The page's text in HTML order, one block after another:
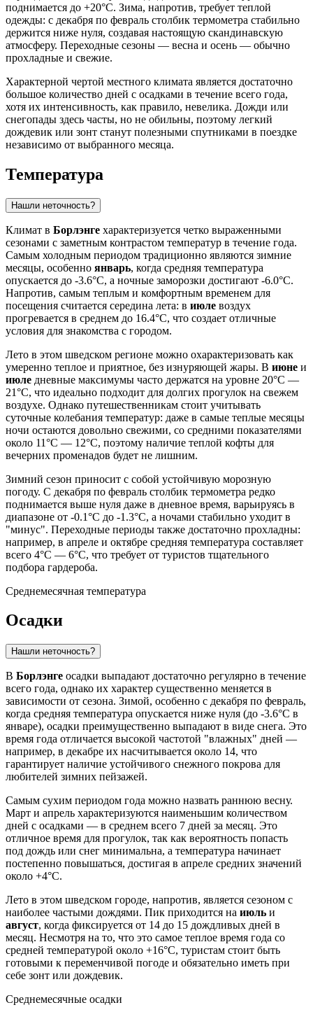
поднимается до +20°C. Зима, напротив, требует теплой
одежды: с декабря по февраль столбик термометра стабильно
держится ниже нуля, создавая настоящую скандинавскую
атмосферу. Переходные сезоны — весна и осень — обычно
прохладные и свежие.
Характерной чертой местного климата является достаточно
большое количество дней с осадками в течение всего года,
хотя их интенсивность, как правило, невелика. Дожди или
снегопады здесь часты, но не обильны, поэтому легкий
дождевик или зонт станут полезными спутниками в поездке
независимо от выбранного месяца.
Температура
Нашли неточность?
Климат в Борлэнге характеризуется четко выраженными
сезонами с заметным контрастом температур в течение года.
Самым холодным периодом традиционно являются зимние
месяцы, особенно январь, когда средняя температура
опускается до -3.6°C, а ночные заморозки достигают -6.0°C.
Напротив, самым теплым и комфортным временем для
посещения считается середина лета: в июле воздух
прогревается в среднем до 16.4°C, что создает отличные
условия для знакомства с городом.
Лето в этом шведском регионе можно охарактеризовать как
умеренно теплое и приятное, без изнуряющей жары. В июне и
июле дневные максимумы часто держатся на уровне 20°C —
21°C, что идеально подходит для долгих прогулок на свежем
воздухе. Однако путешественникам стоит учитывать
суточные колебания температур: даже в самые теплые месяцы
ночи остаются довольно свежими, со средними показателями
около 11°C — 12°C, поэтому наличие теплой кофты для
вечерних променадов будет не лишним.
Зимний сезон приносит с собой устойчивую морозную
погоду. С декабря по февраль столбик термометра редко
поднимается выше нуля даже в дневное время, варьируясь в
диапазоне от -0.1°C до -1.3°C, а ночами стабильно уходит в
"минус". Переходные периоды также достаточно прохладны:
например, в апреле и октябре средняя температура составляет
всего 4°C — 6°C, что требует от туристов тщательного
подбора гардероба.
Среднемесячная температура
Осадки
Нашли неточность?
В Борлэнге осадки выпадают достаточно регулярно в течение
всего года, однако их характер существенно меняется в
зависимости от сезона. Зимой, особенно с декабря по февраль,
когда средняя температура опускается ниже нуля (до -3.6°C в
январе), осадки преимущественно выпадают в виде снега. Это
время года отличается высокой частотой "влажных" дней —
например, в декабре их насчитывается около 14, что
гарантирует наличие устойчивого снежного покрова для
любителей зимних пейзажей.
Самым сухим периодом года можно назвать раннюю весну.
Март и апрель характеризуются наименьшим количеством
дней с осадками — в среднем всего 7 дней за месяц. Это
отличное время для прогулок, так как вероятность попасть
под дождь или снег минимальна, а температура начинает
постепенно повышаться, достигая в апреле средних значений
около +4°C.
Лето в этом шведском городе, напротив, является сезоном с
наиболее частыми дождями. Пик приходится на июль и
август, когда фиксируется от 14 до 15 дождливых дней в
месяц. Несмотря на то, что это самое теплое время года со
средней температурой около +16°C, туристам стоит быть
готовыми к переменчивой погоде и обязательно иметь при
себе зонт или дождевик.
Среднемесячные осадки